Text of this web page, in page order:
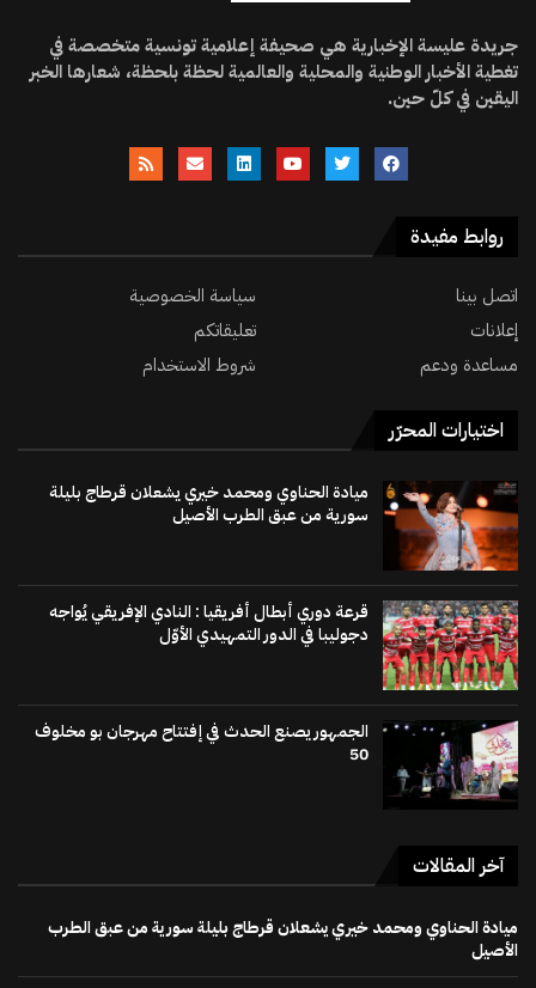
جريدة عليسة الإخبارية هي صحيفة إعلامية تونسية متخصصة في
تغطية الأخبار الوطنية والمحلية والعالمية لحظة بلحظة، شعارها الخبر
اليقين في كلّ حين.
روابط مفيدة
اتصل بينا
سياسة الخصوصية
إعلانات
تعليقاتكم
مساعدة ودعم
شروط الاستخدام
اختيارات المحرّر
ميادة الحناوي ومحمد خيري يشعلان قرطاج بليلة
سورية من عبق الطرب الأصيل
قرعة دوري أبطال أفريقيا : النادي الإفريقي يُواجه
دجوليبا في الدور التمهيدي الأوّل
الجمهور يصنع الحدث في إفتتاح مهرجان بو مخلوف
50
آخر المقالات
ميادة الحناوي ومحمد خيري يشعلان قرطاج بليلة سورية من عبق الطرب
الأصيل